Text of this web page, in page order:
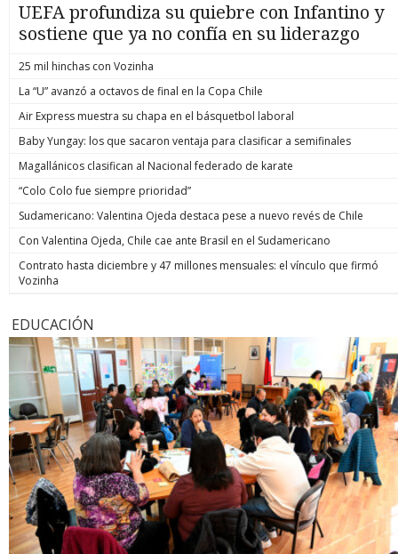
UEFA profundiza su quiebre con Infantino y
sostiene que ya no confía en su liderazgo
25 mil hinchas con Vozinha
La “U” avanzó a octavos de final en la Copa Chile
Air Express muestra su chapa en el básquetbol laboral
Baby Yungay: los que sacaron ventaja para clasificar a semifinales
Magallánicos clasifican al Nacional federado de karate
“Colo Colo fue siempre prioridad”
Sudamericano: Valentina Ojeda destaca pese a nuevo revés de Chile
Con Valentina Ojeda, Chile cae ante Brasil en el Sudamericano
Contrato hasta diciembre y 47 millones mensuales: el vínculo que firmó
Vozinha
EDUCACIÓN